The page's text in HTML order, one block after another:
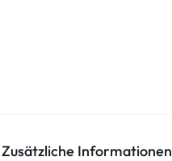
Zusätzliche Informationen